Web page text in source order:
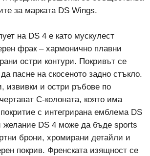
за марката DS Wings.
на DS 4 е като мускулест
фрак – хармонично плавни
остри контури. Покривът се
пасне на скосеното задно стъкло.
извивки и остри ръбове по
С-колоната, която има
с интегрирана емблема DS
желание DS 4 може да бъде sports
брони, хромирани детайли и
покрив. Френската изящност се